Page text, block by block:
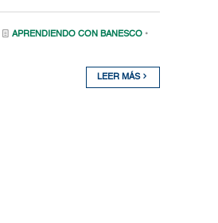
APRENDIENDO CON BANESCO •
LEER MÁS